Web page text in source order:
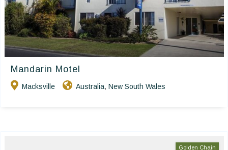
Mandarin Motel
Macksville Australia, New South Wales
Golden Chain